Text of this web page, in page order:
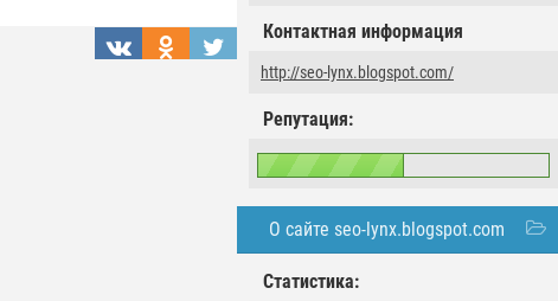
Контактная информация
http://seo-lynx.blogspot.com/
Репутация:
О сайте seo-lynx.blogspot.com
Статистика: